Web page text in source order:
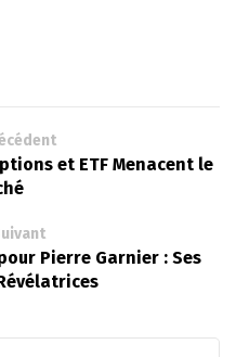
et ETF Menacent le
Pierre Garnier : Ses